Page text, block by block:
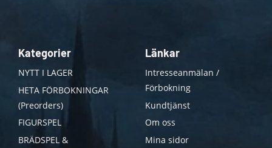
Kategorier
NYTT I LAGER
HETA FÖRBOKNINGAR
(Preorders)
FIGURSPEL
BRÄDSPEL &
Länkar
Intresseanmälan /
Förbokning
Kundtjänst
Om oss
Mina sidor